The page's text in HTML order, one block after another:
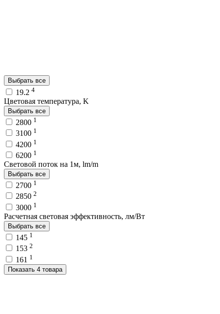
Выбрать все
19.2 4
Цветовая температура, K
Выбрать все
2800 1
3100 1
4200 1
6200 1
Световой поток на 1м, lm/m
Выбрать все
2700 1
2850 2
3000 1
Расчетная световая эффективность, лм/Вт
Выбрать все
145 1
153 2
161 1
Показать 4 товара